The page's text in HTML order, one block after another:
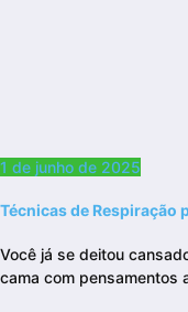
1 de junho de 2025
Técnicas de Respiração
Você já se deitou
cama com pensamentos